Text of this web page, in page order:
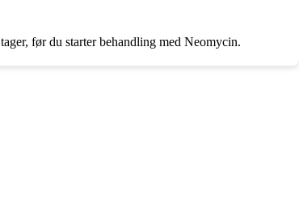
før du starter behandling med Neomycin.